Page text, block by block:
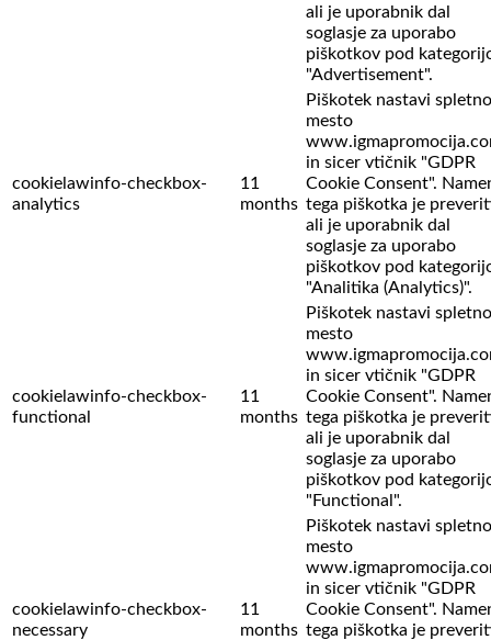
ali je uporabnik dal
soglasje za uporabo
piškotkov pod
"Advertisement".
cookielawinfo-checkbox-
analytics
11
months
Piškotek nastavi spletno
mesto
in sicer vtičnik "GDPR
Cookie Consent".
tega piškotka je
ali je uporabnik dal
soglasje za uporabo
piškotkov pod
"Analitika (Analytics)".
cookielawinfo-checkbox-
functional
11
months
Piškotek nastavi spletno
mesto
in sicer vtičnik "GDPR
Cookie Consent".
tega piškotka je
ali je uporabnik dal
soglasje za uporabo
piškotkov pod
"Functional".
cookielawinfo-checkbox-
necessary
11
months
Piškotek nastavi spletno
mesto
in sicer vtičnik "GDPR
Cookie Consent".
tega piškotka je